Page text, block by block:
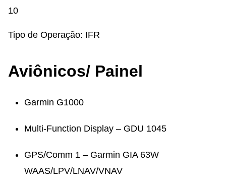
10
Tipo de Operação: IFR
Aviônicos/ Painel
Garmin G1000
Multi-Function Display – GDU 1045
GPS/Comm 1 – Garmin GIA 63W
WAAS/LPV/LNAV/VNAV